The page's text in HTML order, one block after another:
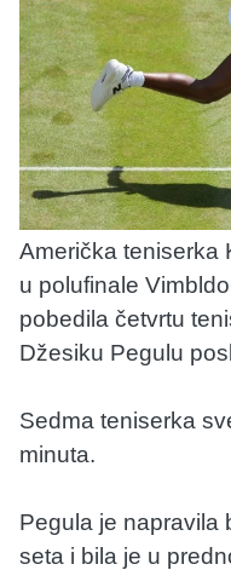
Američka teniserka
u polufinale
pobedila četvrtu
Džesiku Pegulu
Sedma teniserka
minuta.
Pegula je napravila
seta i bila je u